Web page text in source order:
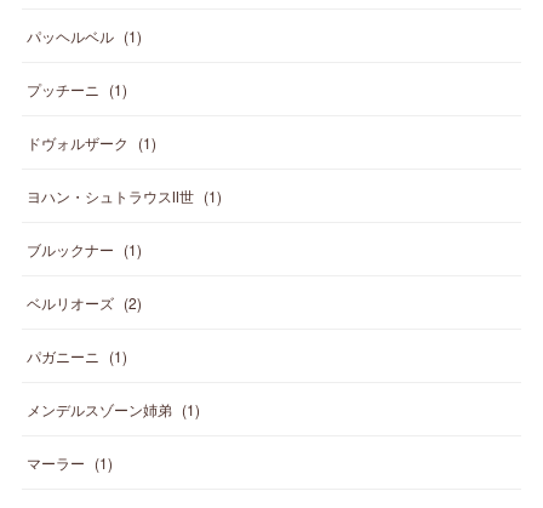
パッヘルベル (1)
プッチーニ (1)
ドヴォルザーク (1)
ヨハン・シュトラウスⅡ世 (1)
ブルックナー (1)
ベルリオーズ (2)
パガニーニ (1)
メンデルスゾーン姉弟 (1)
マーラー (1)